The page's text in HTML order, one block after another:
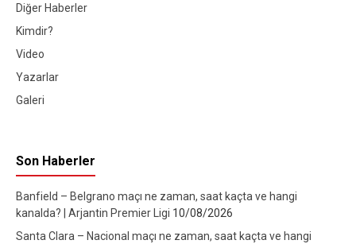
Diğer Haberler
Kimdir?
Video
Yazarlar
Galeri
Son Haberler
Banfield – Belgrano maçı ne zaman, saat kaçta ve hangi
kanalda? | Arjantin Premier Ligi 10/08/2026
Santa Clara – Nacional maçı ne zaman, saat kaçta ve hangi